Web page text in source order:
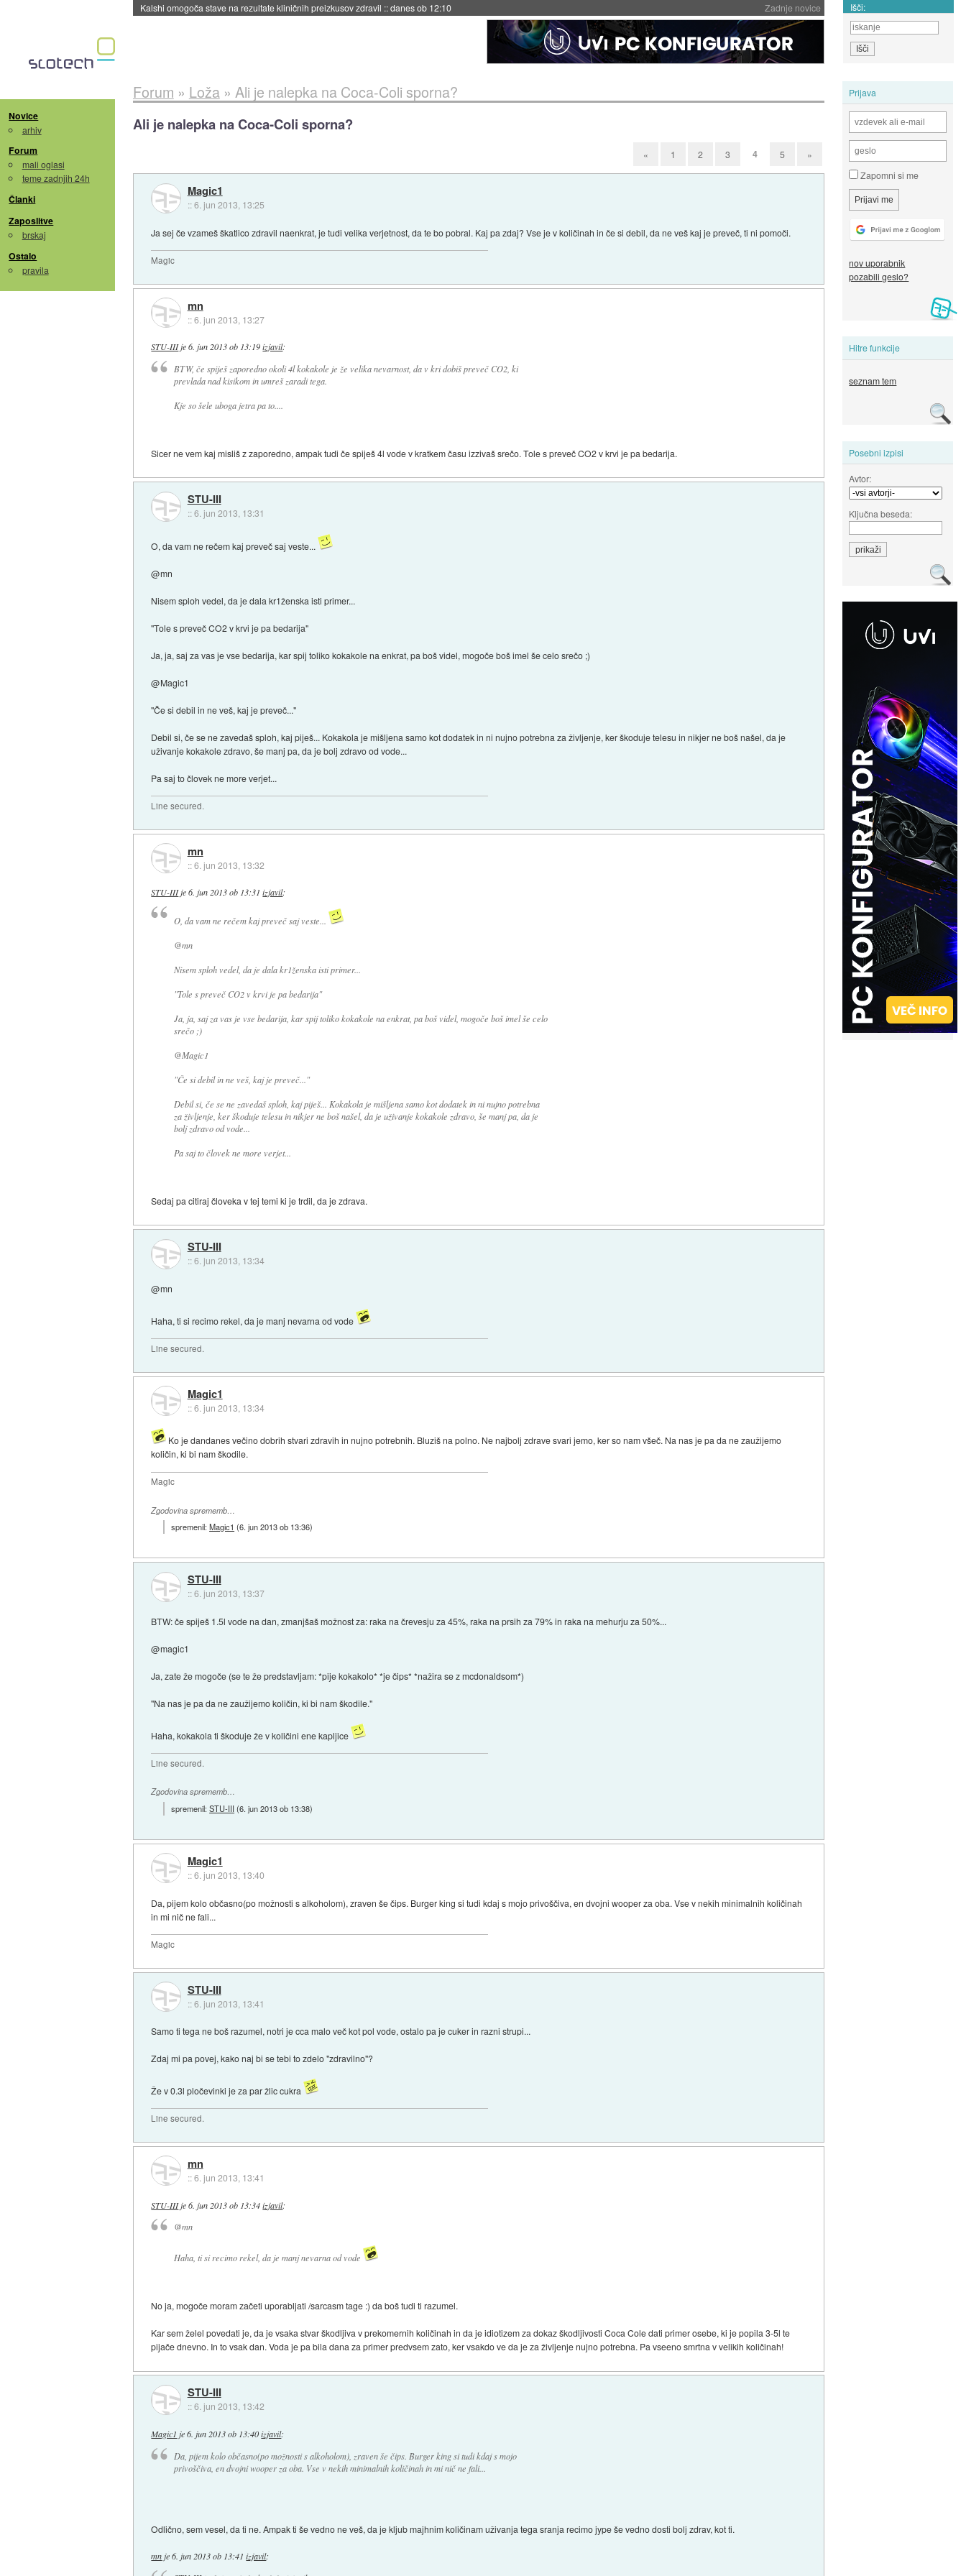
Zadnje novice
Sandisk že prodal več kot polovico SSD-jev za naslednji dve leti::danes ob 11:37 Išči:
Novice
arhiv
Forum
mali oglasi
teme zadnjih 24h
Članki
Zaposlitve
brskaj
Ostalo
pravila
Prijava
Zapomni si me
nov uporabnik
pozabili geslo?
Hitre funkcije
seznam tem
Posebni izpisi
Avtor:
Ključna beseda:
Forum » Loža» Ali je nalepka na Coca-Coli sporna?
Ali je nalepka na Coca-Coli sporna?
« 1 2 3 4 5 »
Magic1
::6. jun 2013, 13:25
Ja sej če vzameš škatlico zdravil naenkrat, je tudi velika verjetnost, da te bo pobral. Kaj pa zdaj? Vse je v količinah in če si debil, da ne veš kaj je preveč, ti ni pomoči.
Magic
mn
::6. jun 2013, 13:27
STU-IIIje6. jun 2013 ob 13:19 izjavil:
BTW, če spiješ zaporedno okoli 4l kokakole je že velika nevarnost, da v kri dobiš preveč CO2, ki
prevlada nad kisikom in umreš zaradi tega.
Kje so šele uboga jetra pa to....
Sicer ne vem kaj misliš z zaporedno, ampak tudi če spiješ 4l vode v kratkem času izzivaš srečo. Tole s preveč CO2 v krvi je pa bedarija.
STU-III
::6. jun 2013, 13:31
O, da vam ne rečem kaj preveč saj veste...
@mn
Nisem sploh vedel, da je dala kr1ženska isti primer...
"Tole s preveč CO2 v krvi je pa bedarija"
Ja, ja, saj za vas je vse bedarija, kar spij toliko kokakole na enkrat, pa boš videl, mogoče boš imel še celo srečo ;)
@Magic1
"Če si debil in ne veš, kaj je preveč..."
Debil si, če se ne zavedaš sploh, kaj piješ... Kokakola je mišljena samo kot dodatek in ni nujno potrebna za življenje, ker škoduje telesu in nikjer ne boš našel, da je
uživanje kokakole zdravo, še manj pa, da je bolj zdravo od vode...
Pa saj to človek ne more verjet...
Line secured.
mn
::6. jun 2013, 13:32
STU-IIIje6. jun 2013 ob 13:31 izjavil:
O, da vam ne rečem kaj preveč saj veste...
@mn
Nisem sploh vedel, da je dala kr1ženska isti primer...
"Tole s preveč CO2 v krvi je pa bedarija"
Ja, ja, saj za vas je vse bedarija, kar spij toliko kokakole na enkrat, pa boš videl, mogoče boš imel še celo
srečo ;)
@Magic1
"Če si debil in ne veš, kaj je preveč..."
Debil si, če se ne zavedaš sploh, kaj piješ... Kokakola je mišljena samo kot dodatek in ni nujno potrebna
za življenje, ker škoduje telesu in nikjer ne boš našel, da je uživanje kokakole zdravo, še manj pa, da je
bolj zdravo od vode...
Pa saj to človek ne more verjet...
Sedaj pa citiraj človeka v tej temi ki je trdil, da je zdrava.
STU-III
::6. jun 2013, 13:34
@mn
Haha, ti si recimo rekel, da je manj nevarna od vode
Line secured.
Magic1
::6. jun 2013, 13:34
Ko je dandanes večino dobrih stvari zdravih in nujno potrebnih. Bluziš na polno. Ne najbolj zdrave svari jemo, ker so nam všeč. Na nas je pa da ne zaužijemo
količin, ki bi nam škodile.
Magic
Zgodovina sprememb…
spremenil:Magic1 (6. jun 2013 ob 13:36)
STU-III
::6. jun 2013, 13:37
BTW: če spiješ 1.5l vode na dan, zmanjšaš možnost za: raka na črevesju za 45%, raka na prsih za 79% in raka na mehurju za 50%...
@magic1
Ja, zate že mogoče (se te že predstavljam: *pije kokakolo* *je čips* *nažira se z mcdonaldsom*)
"Na nas je pa da ne zaužijemo količin, ki bi nam škodile."
Haha, kokakola ti škoduje že v količini ene kapljice
Line secured.
Zgodovina sprememb…
spremenil:STU-III(6. jun 2013 ob 13:38)
Magic1
::6. jun 2013, 13:40
Da, pijem kolo občasno(po možnosti s alkoholom), zraven še čips. Burger king si tudi kdaj s mojo privoščiva, en dvojni wooper za oba. Vse v nekih minimalnih količinah
in mi nič ne fali...
Magic
STU-III
::6. jun 2013, 13:41
Samo ti tega ne boš razumel, notri je cca malo več kot pol vode, ostalo pa je cuker in razni strupi...
Zdaj mi pa povej, kako naj bi se tebi to zdelo "zdravilno"?
Že v 0.3l pločevinki je za par žlic cukra
Line secured.
mn
::6. jun 2013, 13:41
STU-IIIje6. jun 2013 ob 13:34 izjavil:
@mn
Haha, ti si recimo rekel, da je manj nevarna od vode
No ja, mogoče moram začeti uporabljati /sarcasm tage :) da boš tudi ti razumel.
Kar sem želel povedati je, da je vsaka stvar škodljiva v prekomernih količinah in da je idiotizem za dokaz škodljivosti Coca Cole dati primer osebe, ki je popila 3-5l te
pijače dnevno. In to vsak dan. Voda je pa bila dana za primer predvsem zato, ker vsakdo ve da je za življenje nujno potrebna. Pa vseeno smrtna v velikih količinah!
STU-III
::6. jun 2013, 13:42
Magic1 je6. jun 2013 ob 13:40 izjavil:
Da, pijem kolo občasno(po možnosti s alkoholom), zraven še čips. Burger king si tudi kdaj s mojo
privoščiva, en dvojni wooper za oba. Vse v nekih minimalnih količinah in mi nič ne fali...
Odlično, sem vesel, da ti ne. Ampak ti še vedno ne veš, da je kljub majhnim količinam uživanja tega sranja recimo jype še vedno dosti bolj zdrav, kot ti.
mnje6. jun 2013 ob 13:41 izjavil: